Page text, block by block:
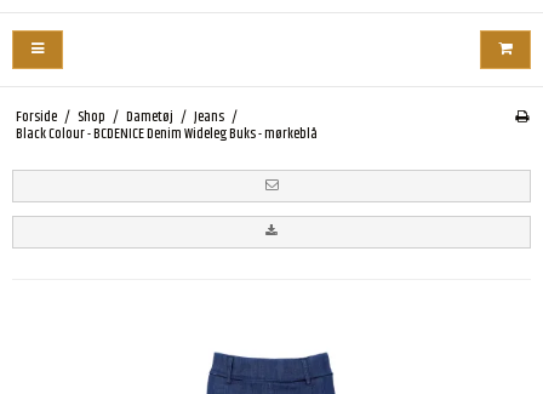
Forside / Shop / Dametøj / Jeans /
Black Colour - BCDENICE Denim Wideleg Buks - mørkeblå